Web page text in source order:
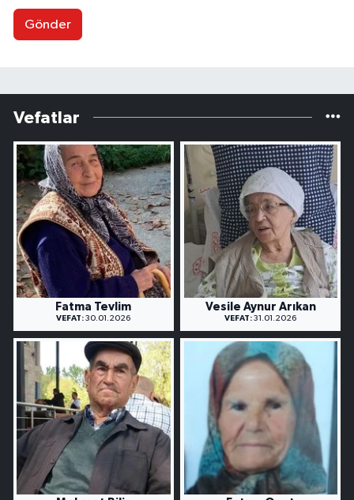
Gönder
Vefatlar
Fatma Tevlim
VEFAT: 30.01.2026
Vesile Aynur Arıkan
VEFAT: 31.01.2026